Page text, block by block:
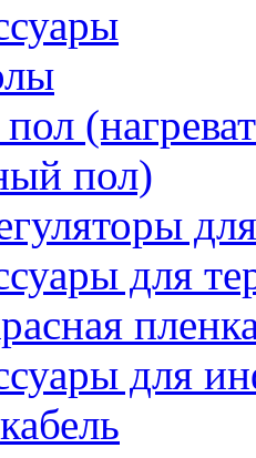
пол)
для
для